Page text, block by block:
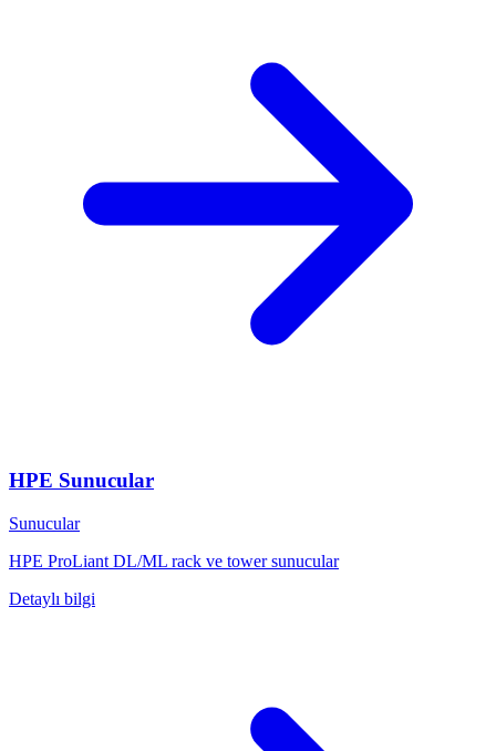
HPE Sunucular
Sunucular
HPE ProLiant DL/ML rack ve tower sunucular
Detaylı bilgi